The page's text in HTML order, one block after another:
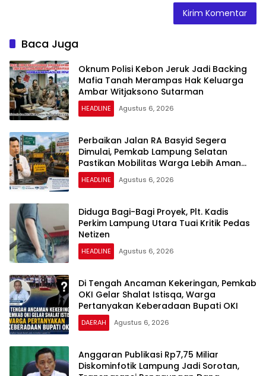
Baca Juga
Oknum Polisi Kebon Jeruk Jadi Backing
Mafia Tanah Merampas Hak Keluarga
Ambar Witjaksono Sutarman
HEADLINE Agustus 6, 2026
Perbaikan Jalan RA Basyid Segera
Dimulai, Pemkab Lampung Selatan
Pastikan Mobilitas Warga Lebih Aman
dan Nyaman
HEADLINE Agustus 6, 2026
Diduga Bagi-Bagi Proyek, Plt. Kadis
Perkim Lampung Utara Tuai Kritik Pedas
Netizen
HEADLINE Agustus 6, 2026
Di Tengah Ancaman Kekeringan, Pemkab
OKI Gelar Shalat Istisqa, Warga
Pertanyakan Keberadaan Bupati OKI
DAERAH Agustus 6, 2026
Anggaran Publikasi Rp7,75 Miliar
Diskominfotik Lampung Jadi Sorotan,